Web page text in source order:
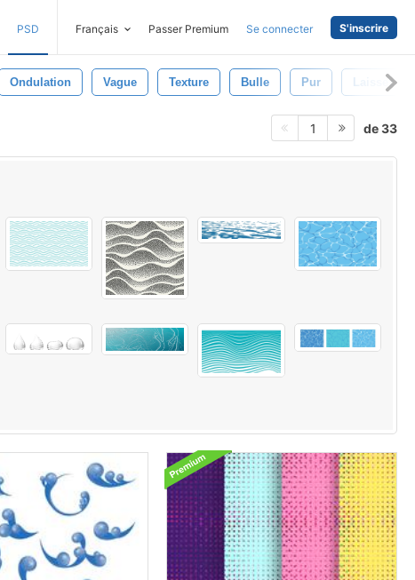
PSD Français Passer Premium Se connecter S'inscrire
Ondulation Vague Texture Bulle Pur Laissez
1 de 33